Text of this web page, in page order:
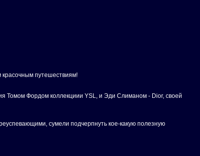
красочным путешествиям!
Томом Фордом коллекциии YSL, и Эди Слиманом - Dior, своей
сумели подчерпнуть кое-какую полезную